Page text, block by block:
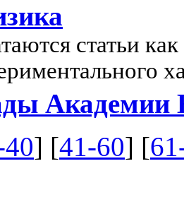
статьи
Академии
] [41-60] [